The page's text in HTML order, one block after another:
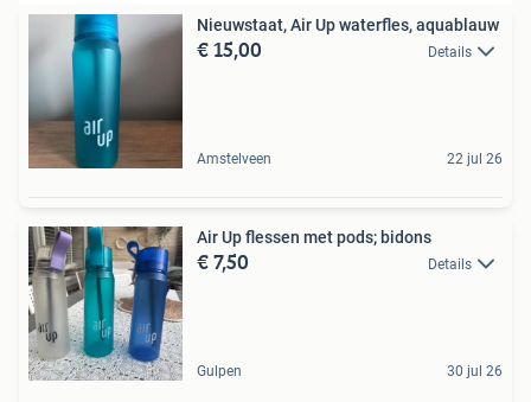
Nieuwstaat, Air Up waterfles, aquablauw
€ 15,00 Details
Amstelveen 22 jul 26
Air Up flessen met pods; bidons
€ 7,50 Details
Gulpen 30 jul 26